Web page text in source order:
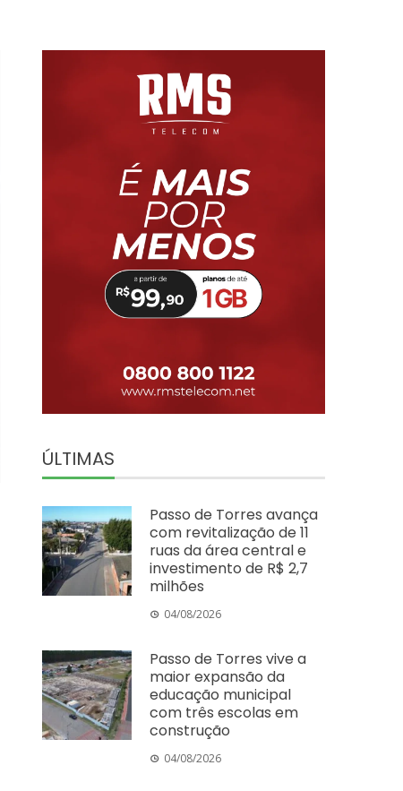
ÚLTIMAS
Passo de Torres avança
com revitalização de 11
ruas da área central e
investimento de R$ 2,7
milhões
04/08/2026
Passo de Torres vive a
maior expansão da
educação municipal
com três escolas em
construção
04/08/2026